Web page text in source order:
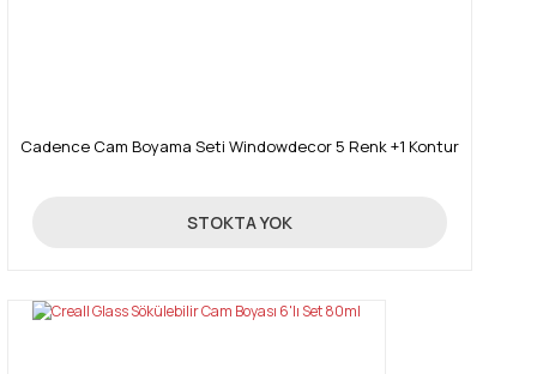
Cadence Cam Boyama Seti Windowdecor 5 Renk +1 Kontur
19,26 TL
STOKTA YOK